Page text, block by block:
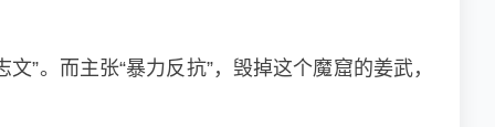
”。而主张“暴力反抗”，毁掉这个魔窟的姜武，